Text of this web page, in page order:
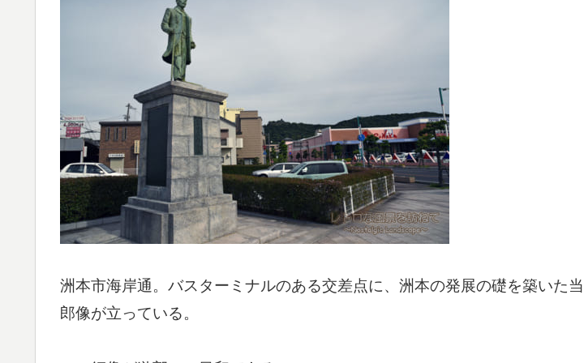
洲本市海岸通。バスターミナルのある交差点に、洲本の発展の礎を築いた
郎像が立っている。